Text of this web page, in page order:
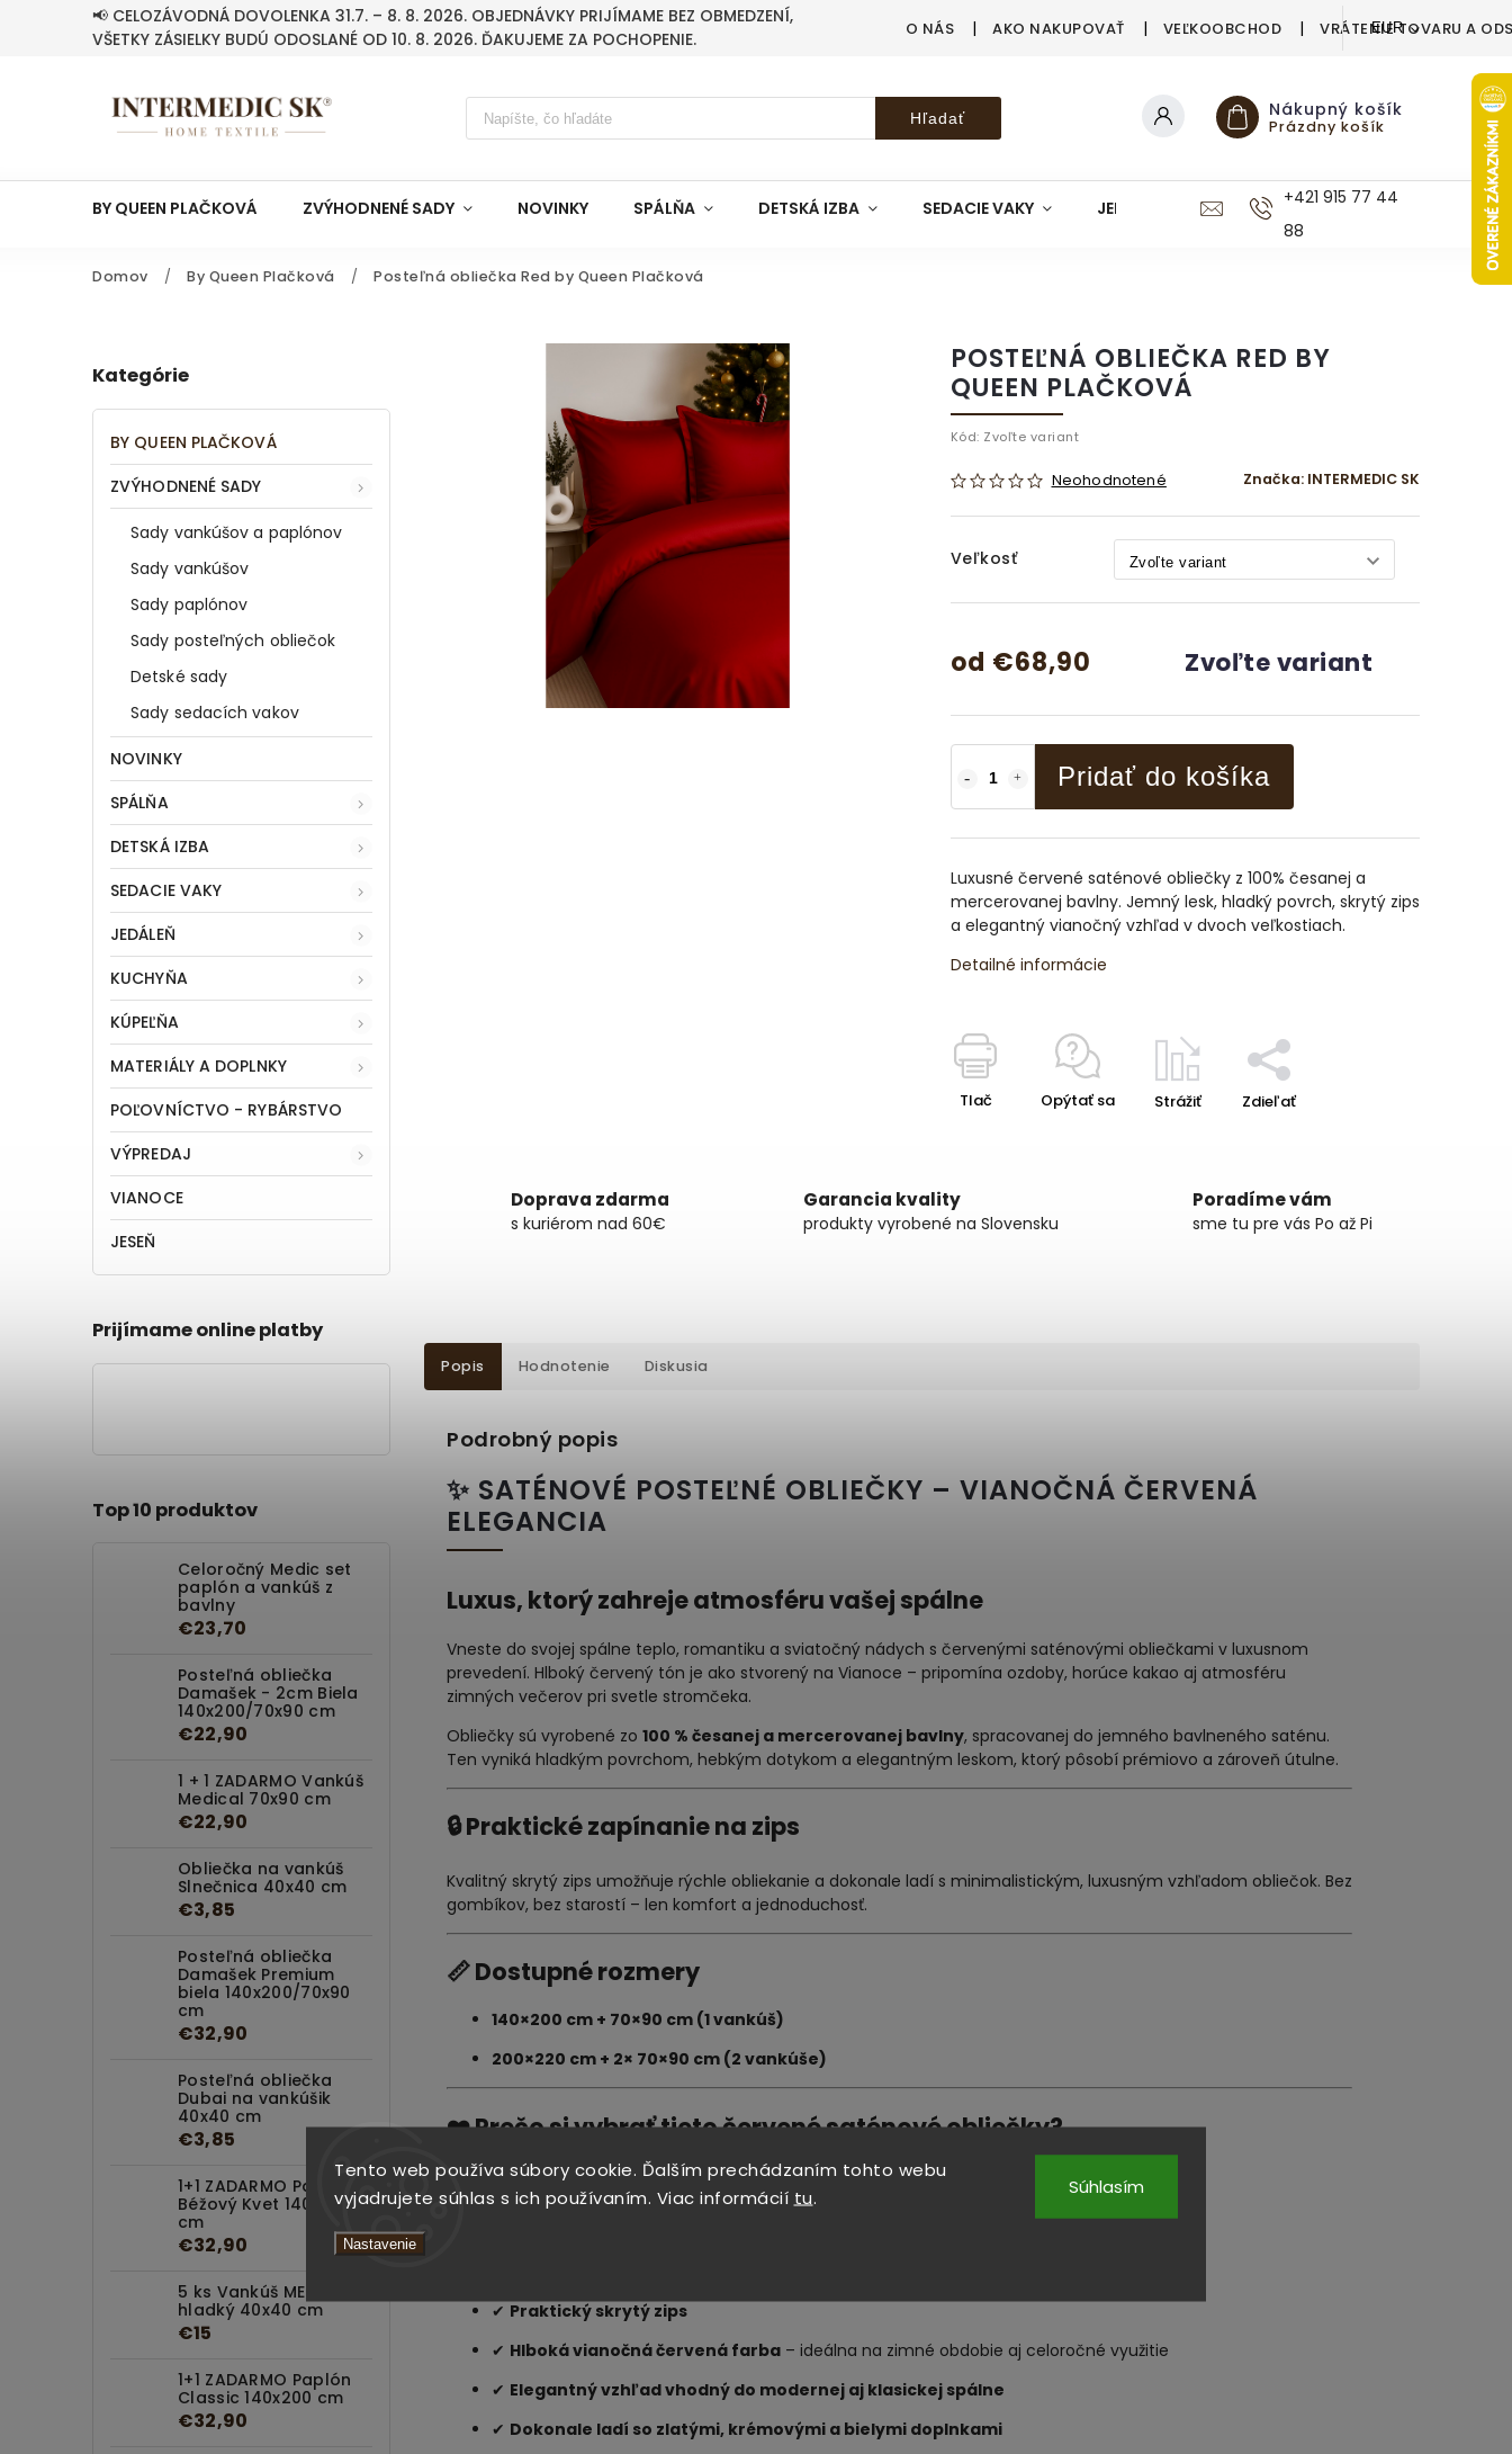
Tento web používa súbory cookie. Ďalším prechádzaním tohto webu
vyjadrujete súhlas s ich používaním. Viac informácií tu.
Nastavenie
Súhlasím
📢 CELOZÁVODNÁ DOVOLENKA 31.7. – 8. 8. 2026. OBJEDNÁVKY PRIJÍMAME BEZ OBMEDZENÍ,
VŠETKY ZÁSIELKY BUDÚ ODOSLANÉ OD 10. 8. 2026. ĎAKUJEME ZA POCHOPENIE.
O NÁS AKO NAKUPOVAŤ VEĽKOOBCHOD VRÁTENIE TOVARU A
EUR
Hľadať Nákupný košík
Prázdny košík
BY QUEEN PLAČKOVÁ ZVÝHODNENÉ SADY NOVINKY SPÁLŇA DETSKÁ IZBA SEDACIE VAKY JEDÁLEŇ KUCHYŇA KÚPEĽŇA
+421 915 77 44
88
Domov / By Queen Plačková / Posteľná obliečka Red by Queen Plačková
Kategórie
BY QUEEN PLAČKOVÁ
ZVÝHODNENÉ SADY
Sady vankúšov a paplónov
Sady vankúšov
Sady paplónov
Sady posteľných obliečok
Detské sady
Sady sedacích vakov
NOVINKY
SPÁLŇA
DETSKÁ IZBA
SEDACIE VAKY
JEDÁLEŇ
KUCHYŇA
KÚPEĽŇA
MATERIÁLY A DOPLNKY
POĽOVNÍCTVO - RYBÁRSTVO
VÝPREDAJ
VIANOCE
JESEŇ
Prijímame online platby
Top 10 produktov
Celoročný Medic set
paplón a vankúš z
bavlny
€23,70
Posteľná obliečka
Damašek - 2cm Biela
140x200/70x90 cm
€22,90
1 + 1 ZADARMO Vankúš
Medical 70x90 cm
€22,90
Obliečka na vankúš
Slnečnica 40x40 cm
€3,85
Posteľná obliečka
Damašek Premium
biela 140x200/70x90
cm
€32,90
Posteľná obliečka
Dubai na vankúšik
40x40 cm
€3,85
1+1 ZADARMO Paplón
Béžový Kvet 140x200
cm
€32,90
5 ks Vankúš MEDICAL
hladký 40x40 cm
€15
1+1 ZADARMO Paplón
Classic 140x200 cm
€32,90
POSTEĽNÁ OBLIEČKA RED BY
QUEEN PLAČKOVÁ
Kód: Zvoľte variant
Neohodnotené Značka: INTERMEDIC SK
Veľkosť
od €68,90 Zvoľte variant
Pridať do košíka
Luxusné červené saténové obliečky z 100% česanej a
mercerovanej bavlny. Jemný lesk, hladký povrch, skrytý zips
a elegantný vianočný vzhľad v dvoch veľkostiach.
Detailné informácie
Tlač Opýtať sa Strážiť Zdieľať
Doprava zdarma
s kuriérom nad 60€
Garancia kvality
produkty vyrobené na Slovensku
Poradíme vám
sme tu pre vás Po až Pi
Popis Hodnotenie Diskusia
Podrobný popis
✨ SATÉNOVÉ POSTEĽNÉ OBLIEČKY – VIANOČNÁ ČERVENÁ
ELEGANCIA
Luxus, ktorý zahreje atmosféru vašej spálne
Vneste do svojej spálne teplo, romantiku a sviatočný nádych s červenými saténovými obliečkami v luxusnom
prevedení. Hlboký červený tón je ako stvorený na Vianoce – pripomína ozdoby, horúce kakao aj atmosféru
zimných večerov pri svetle stromčeka.
Obliečky sú vyrobené zo 100 % česanej a mercerovanej bavlny, spracovanej do jemného bavlneného saténu.
Ten vyniká hladkým povrchom, hebkým dotykom a elegantným leskom, ktorý pôsobí prémiovo a zároveň útulne.
🔒 Praktické zapínanie na zips
Kvalitný skrytý zips umožňuje rýchle obliekanie a dokonale ladí s minimalistickým, luxusným vzhľadom obliečok. Bez
gombíkov, bez starostí – len komfort a jednoduchosť.
📏 Dostupné rozmery
140×200 cm + 70×90 cm (1 vankúš)
200×220 cm + 2× 70×90 cm (2 vankúše)
❤️ Prečo si vybrať tieto červené saténové obliečky?
Hlavné výhody
✔ Praktický skrytý zips
✔ Hlboká vianočná červená farba – ideálna na zimné obdobie aj celoročné využitie
✔ Elegantný vzhľad vhodný do modernej aj klasickej spálne
✔ Dokonale ladí so zlatými, krémovými a bielymi doplnkami